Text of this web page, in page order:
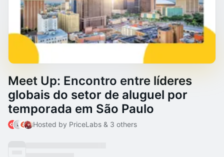
Meet Up: Encontro entre líderes
globais do setor de aluguel por
temporada em São Paulo
Hosted by PriceLabs & 3 others